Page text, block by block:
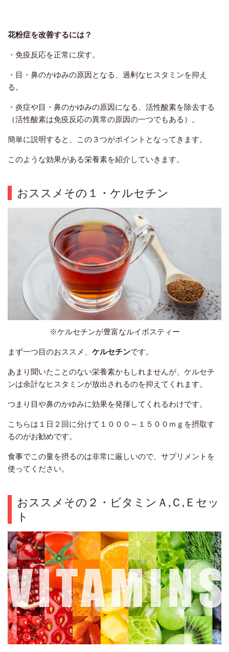
花粉症を改善するには？
・免疫反応を正常に戻す。
・目・鼻のかゆみの原因となる、過剰なヒスタミンを抑え
る。
・炎症や目・鼻のかゆみの原因になる、活性酸素を除去する
（活性酸素は免疫反応の異常の原因の一つでもある）。
簡単に説明すると、この３つがポイントとなってきます。
このような効果がある栄養素を紹介していきます。
おススメその１・ケルセチン
※ケルセチンが豊富なルイボスティー
まず一つ目のおススメ、 ケルセチンです。
あまり聞いたことのない栄養素かもしれませんが、ケルセチ
ンは余計なヒスタミンが放出されるのを抑えてくれます。
つまり目や鼻のかゆみに効果を発揮してくれるわけです。
こちらは１日２回に分けて１０００～１５００ｍｇを摂取す
るのがお勧めです。
食事でこの量を摂るのは非常に厳しいので、サプリメントを
使ってください。
おススメその２・ビタミンＡ,Ｃ,Ｅセッ
ト